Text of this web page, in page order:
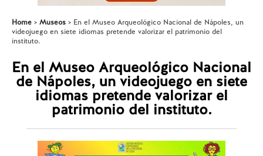
Home Museos
En el Museo Arqueológico Nacional de Nápoles, un
videojuego en siete idiomas pretende valorizar el patrimonio del
instituto.
En el Museo Arqueológico Nacional
de Nápoles, un videojuego en siete
idiomas pretende valorizar el
patrimonio del instituto.